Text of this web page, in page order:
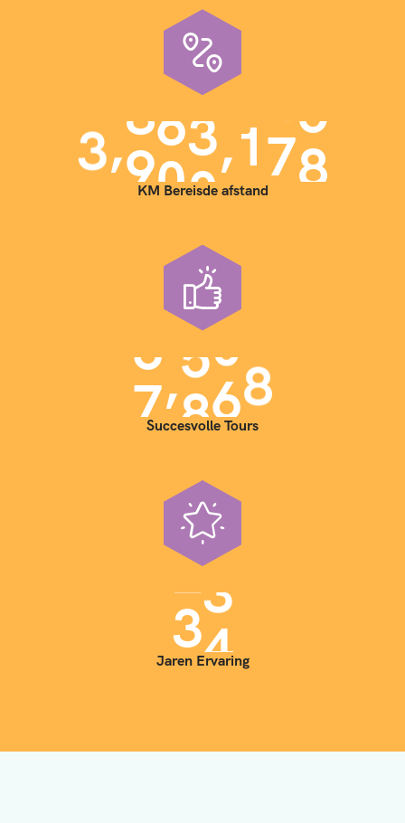
3,900,000
KM Bereisde afstand
7,000
Succesvolle Tours
35
Jaren Ervaring